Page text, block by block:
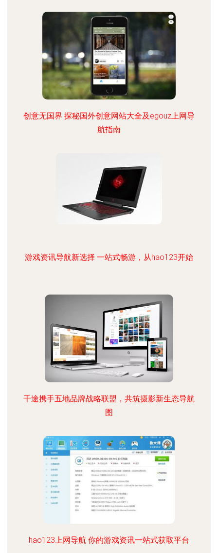
创意无国界 探秘国外创意网站大全及egouz上网导
航指南
游戏资讯导航新选择 一站式畅游，从hao123开始
千途携手五地品牌战略联盟，共筑摄影新生态导航
图
hao123上网导航 你的游戏资讯一站式获取平台